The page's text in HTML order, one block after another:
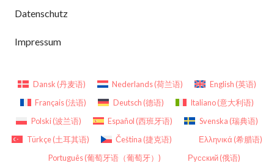
Datenschutz
Impressum
Dansk (丹麦语) Nederlands(荷兰语) English (英语)
Français(法语) Deutsch (德语) Italiano(意大利语)
Polski(波兰语) Español (西班牙语) Svenska (瑞典语)
Türkçe(土耳其语) Čeština (捷克语) Ελληνικά (希腊语)
Português(葡萄牙语（葡萄牙）) Русский(俄语)